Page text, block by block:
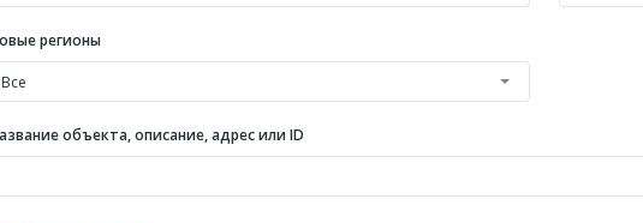
регионы
Все
объекта, описание, адрес или ID